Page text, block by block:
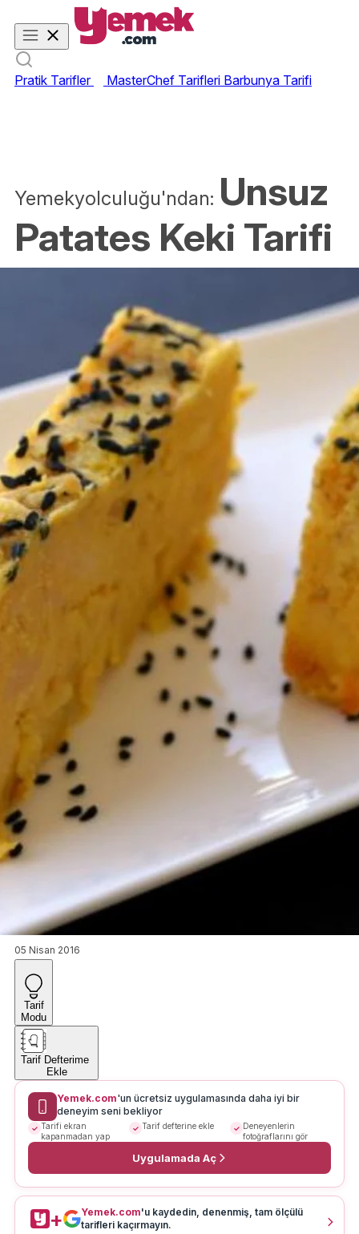
Pratik Tarifler MasterChef Tarifleri Barbunya Tarifi
Yemekyolculuğu'ndan: Unsuz
Patates Keki Tarifi
05 Nisan 2016
Tarif
Modu
Tarif Defterime
Ekle
Yemek.com'un ücretsiz uygulamasında daha iyi bir
deneyim seni bekliyor
Tarifi ekran
kapanmadan yap
Tarif defterine ekle
Deneyenlerin
fotoğraflarını gör
Uygulamada Aç
+ Yemek.com'u kaydedin, denenmiş, tam ölçülü
tarifleri kaçırmayın.